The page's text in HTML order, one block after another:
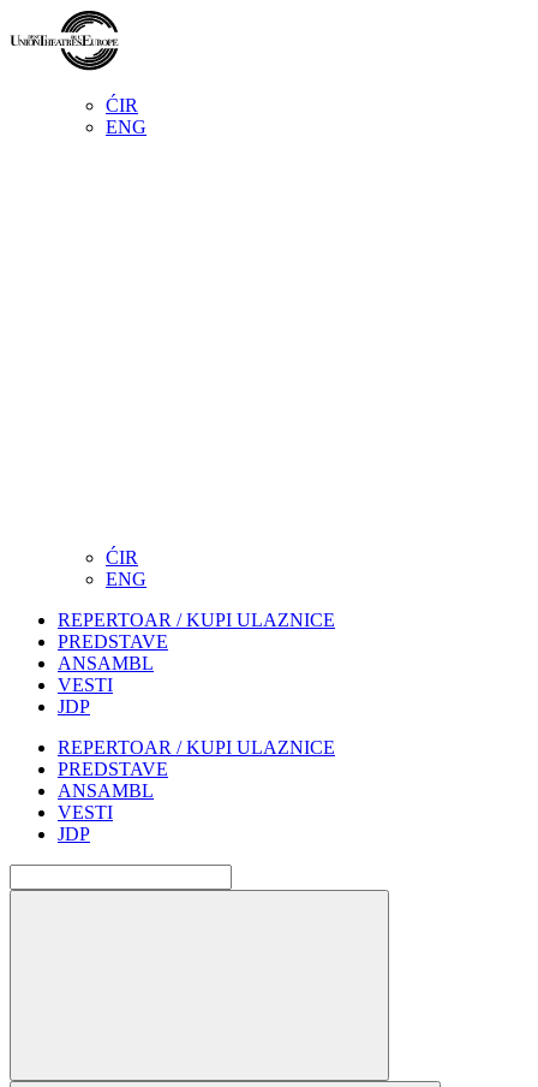
ĆIR
ENG
ĆIR
ENG
REPERTOAR / KUPI ULAZNICE
PREDSTAVE
ANSAMBL
VESTI
JDP
REPERTOAR / KUPI ULAZNICE
PREDSTAVE
ANSAMBL
VESTI
JDP